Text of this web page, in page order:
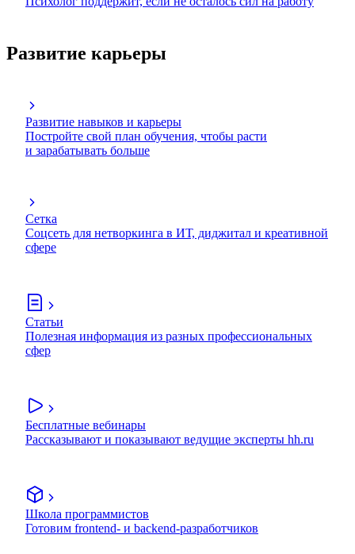
Развитие карьеры
Развитие навыков и карьеры
Постройте свой план обучения, чтобы расти
и зарабатывать больше
Сетка
Соцсеть для нетворкинга в ИТ, диджитал и креативной
сфере
Статьи
Полезная информация из разных профессиональных
сфер
Бесплатные вебинары
Рассказывают и показывают ведущие эксперты hh.ru
Школа программистов
Готовим frontend- и backend-разработчиков